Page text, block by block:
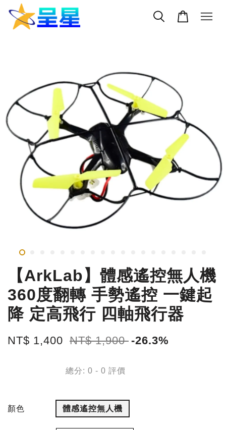
【ArkLab】體感遙控無人機
360度翻轉 手勢遙控 一鍵起
降 定高飛行 四軸飛行器
NT$ 1,400 NT$ 1,900 -26.3%
總分: 0 - 0 評價
顏色 體感遙控無人機